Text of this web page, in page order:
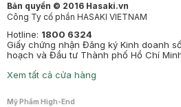
Bản quyền © 2016 Hasaki.vn
Công Ty cổ phần HASAKI VIETNAM
Hotline: 1800 6324
Giấy chứng nhận Đăng ký Kinh doanh
hoạch và Đầu tư Thành phố Hồ Chí
Xem tất cả cửa hàng
Mỹ Phẩm High-End